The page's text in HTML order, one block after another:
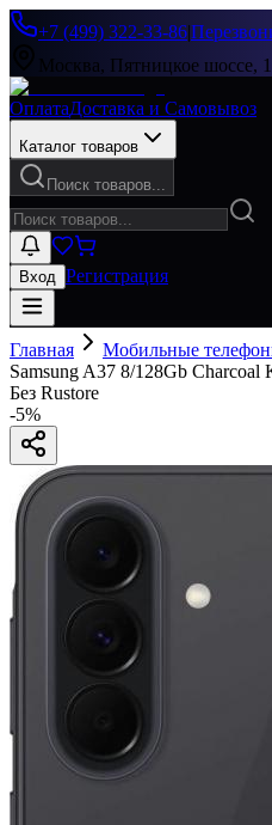
+7 (499) 322-33-86|
Москва, Пятницкое шоссе,
ОплатаДоставка и Самовывоз
Каталог товаров
Поиск товаров...
Вход Регистрация
Главная Мобильные
Samsung A37 8/128Gb Charcoal
Без Rustore
-5%